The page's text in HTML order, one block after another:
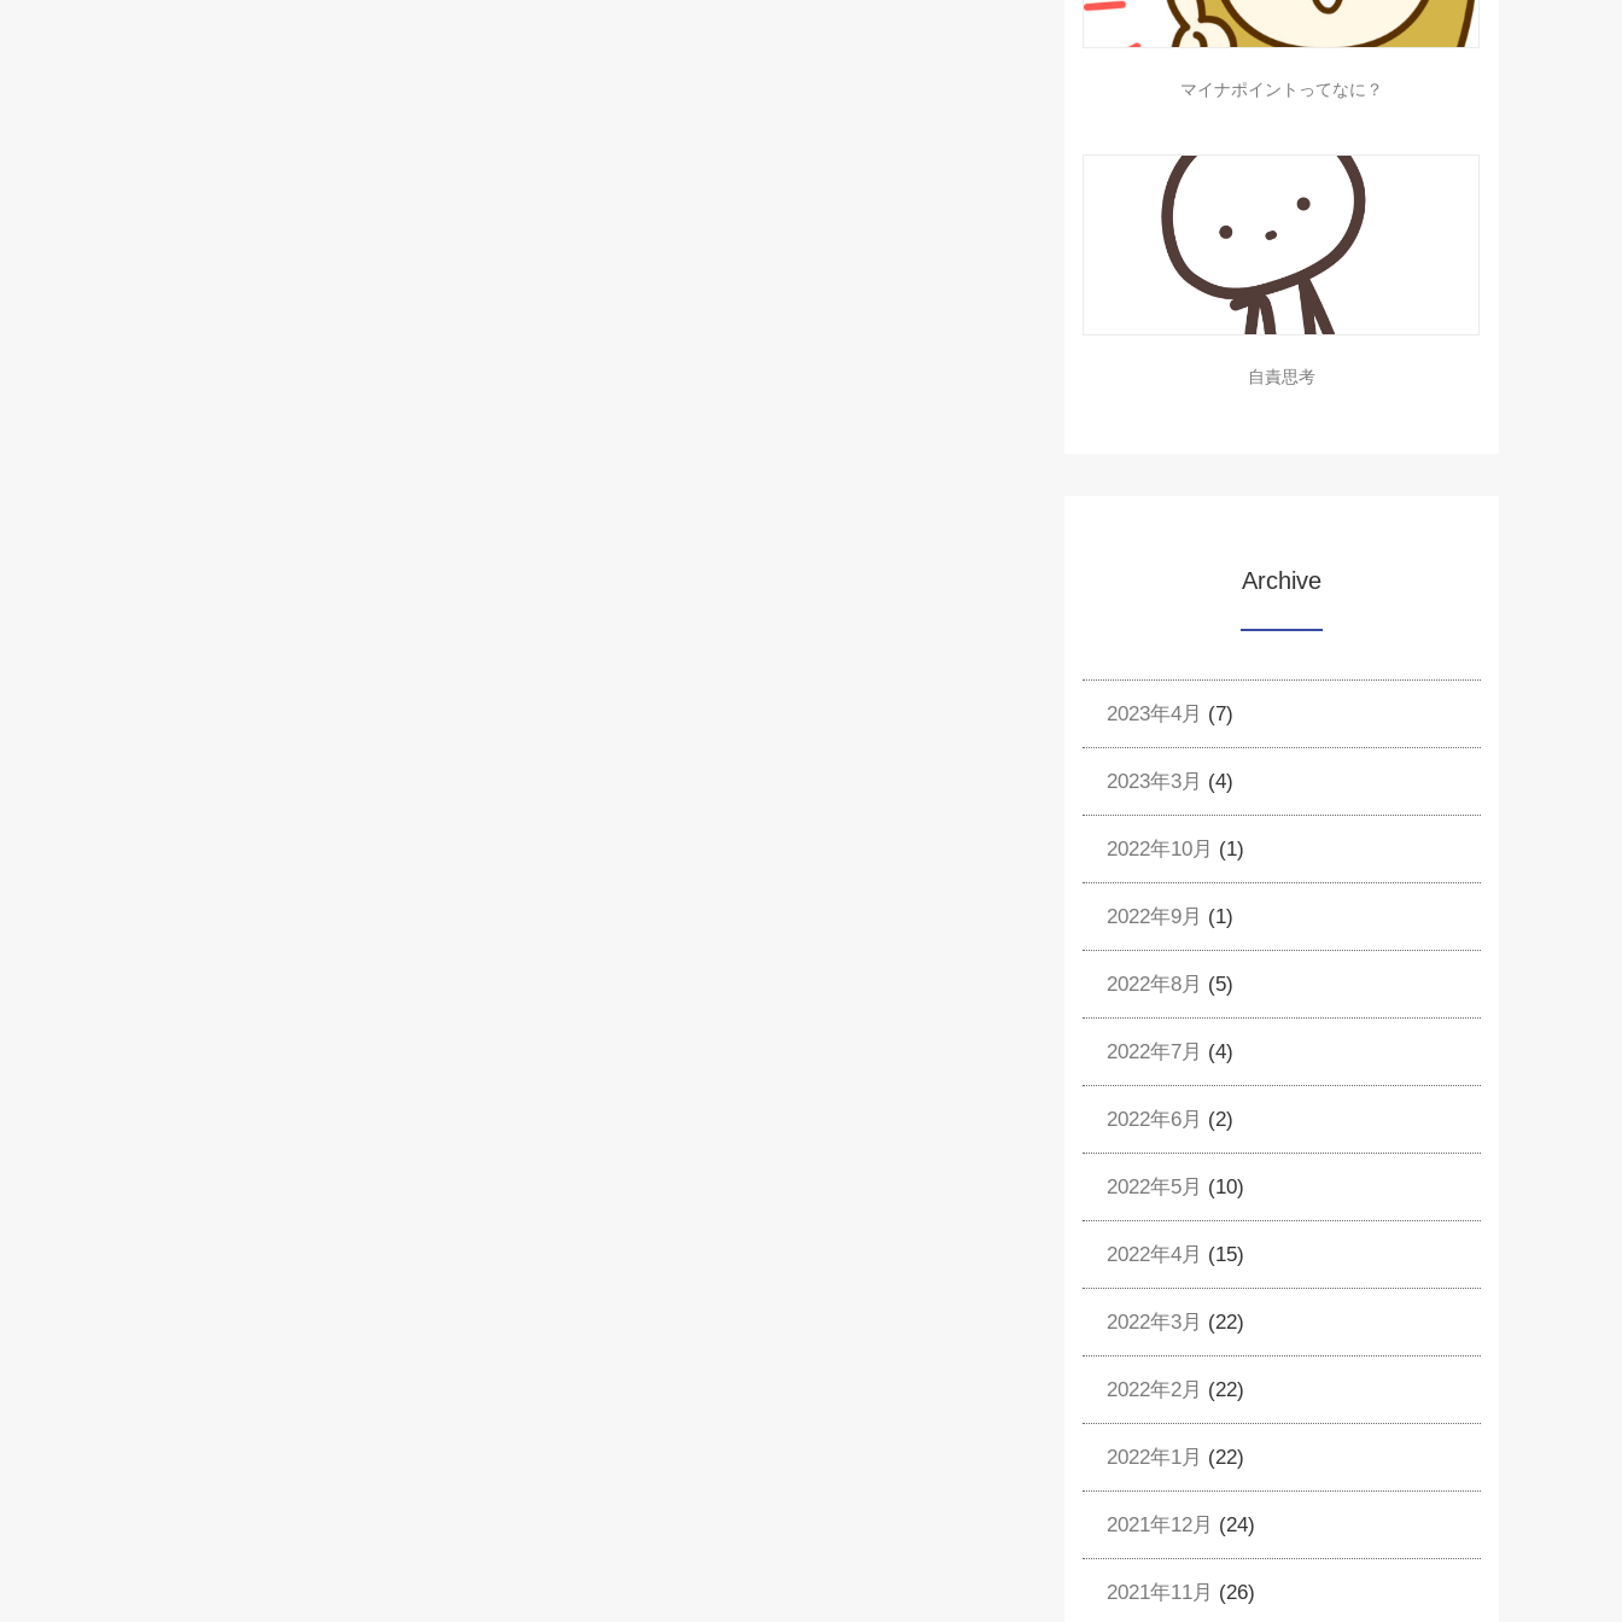
マイナポイントってなに？
自責思考
Archive
2023年4月 (7)
2023年3月 (4)
2022年10月 (1)
2022年9月 (1)
2022年8月 (5)
2022年7月 (4)
2022年6月 (2)
2022年5月 (10)
2022年4月 (15)
2022年3月 (22)
2022年2月 (22)
2022年1月 (22)
2021年12月 (24)
2021年11月 (26)